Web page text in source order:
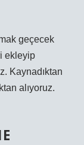
geçecek
ekleyip
Kaynadıktan
alıyoruz.